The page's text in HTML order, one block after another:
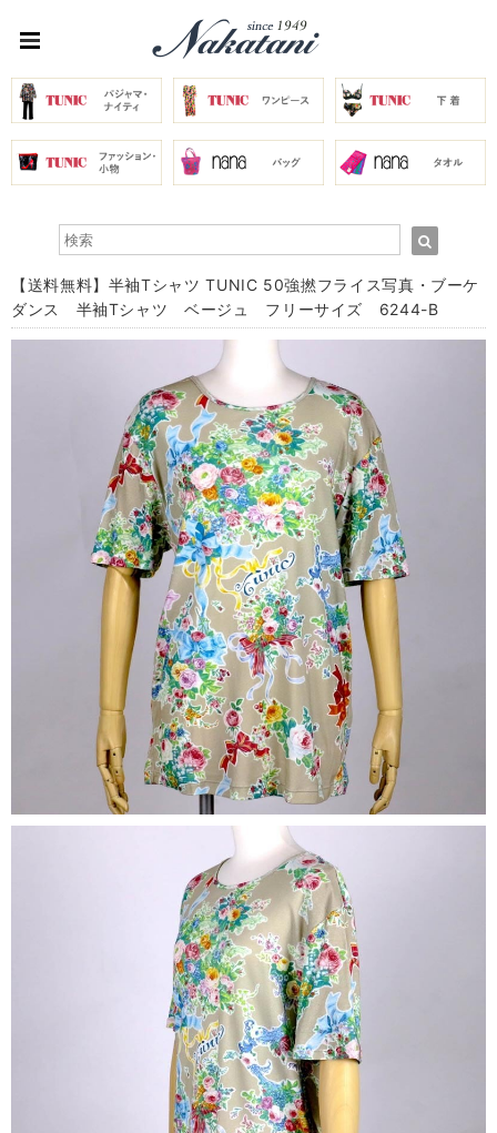
【送料無料】半袖Tシャツ TUNIC 50強撚フライス写真・ブーケ
ダンス 半袖Tシャツ ベージュ フリーサイズ 6244-B